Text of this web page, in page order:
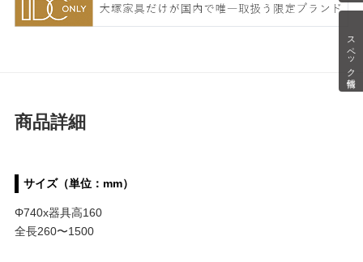
スペック情報
商品詳細
サイズ（単位：mm）
Φ740x器具高160
全長260〜1500